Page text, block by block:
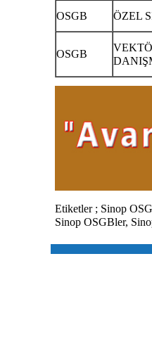
OSGB ÖZEL
OSGB
Etiketler ; Sinop
Sinop OSGBler,